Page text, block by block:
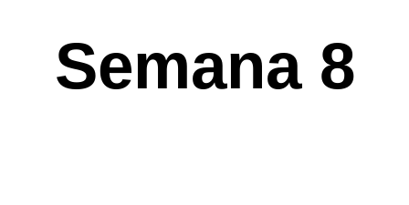
Semana 8